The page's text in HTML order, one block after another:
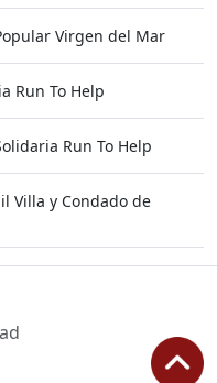
Virgen del Mar
Run To Help
Run To Help
Villa y Condado de